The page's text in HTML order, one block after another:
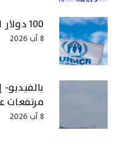
100 دولار لكلّ عائد من لبنان الى سوريا
8 آب 2026
مرتفعات
8 آب 2026